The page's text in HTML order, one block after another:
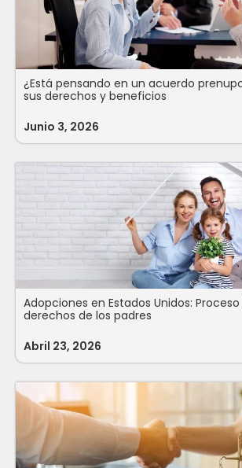
¿Está pensando en un acuerdo
sus derechos y beneficios
Junio 3, 2026
Adopciones en Estados Unidos:
derechos de los padres
Abril 23, 2026